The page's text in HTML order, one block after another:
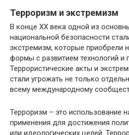
Терроризм и экстремизм
В конце ХХ века одной из
национальной безопасности
экстремизм, которые приобрели
формы с развитием технологий и
Террористические акты и
стали угрожать не только
всему международному
Терроризм – это использование
применения для достижения
или идеологических целей.